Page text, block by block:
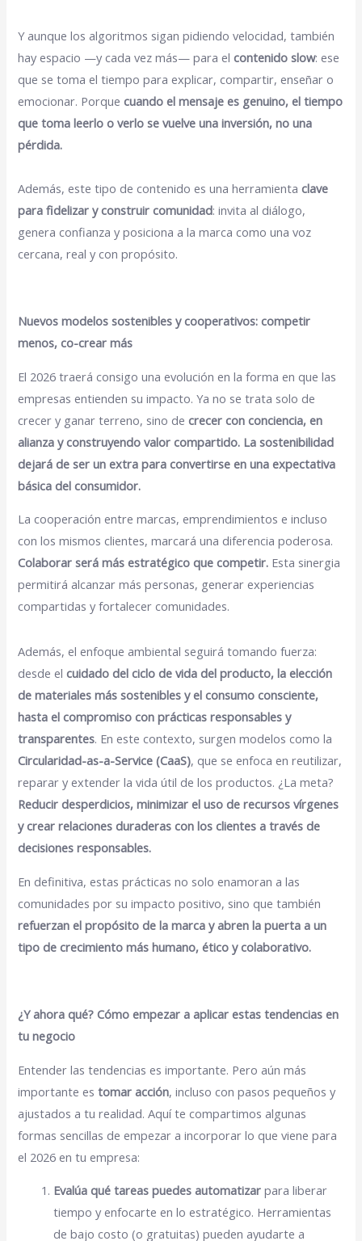
Y aunque los algoritmos sigan pidiendo velocidad, también
hay espacio —y cada vez más— para elcontenido slow: ese
que se toma el tiempo para explicar, compartir, enseñar o
emocionar. Porque cuando el mensaje es genuino, el tiempo
que toma leerlo o verlo se vuelve una inversión, no una
pérdida.
Además, este tipo de contenido es una herramientaclave
para fidelizar y construir comunidad: invita al diálogo,
genera confianza y posiciona a la marca como una voz
cercana, real y con propósito.
Nuevos modelos sostenibles y cooperativos: competir
menos, co-crear más
El 2026 traerá consigo una evolución en la forma en que las
empresas entienden su impacto. Ya no se trata solo de
crecer y ganar terreno, sino decrecer con conciencia, en
alianza y construyendo valor compartido. La sostenibilidad
dejará de ser un extra para convertirse en una expectativa
básica del consumidor.
La cooperación entre marcas, emprendimientos e incluso
con los mismos clientes, marcará una diferencia poderosa.
Colaborar será más estratégico que competir. Esta sinergia
permitirá alcanzar más personas, generar experiencias
compartidas y fortalecer comunidades.
Además, el enfoque ambiental seguirá tomando fuerza:
desde elcuidado del ciclo de vida del producto, la elección
de materiales más sostenibles y el consumo consciente,
hasta el compromiso con prácticas responsables y
transparentes. En este contexto, surgen modelos como la
Circularidad-as-a-Service (CaaS), que se enfoca en reutilizar,
reparar y extender la vida útil de los productos. ¿La meta?
Reducir desperdicios, minimizar el uso de recursos vírgenes
y crear relaciones duraderas con los clientes a través de
decisiones responsables.
En definitiva, estas prácticas no solo enamoran a las
comunidades por su impacto positivo, sino que también
refuerzan el propósito de la marca y abren la puerta a un
tipo de crecimiento más humano, ético y colaborativo.
¿Y ahora qué? Cómo empezar a aplicar estas tendencias en
tu negocio
Entender las tendencias es importante. Pero aún más
importante estomar acción, incluso con pasos pequeños y
ajustados a tu realidad. Aquí te compartimos algunas
formas sencillas de empezar a incorporar lo que viene para
el 2026 en tu empresa:
Evalúa qué tareas puedes automatizar para liberar
tiempo y enfocarte en lo estratégico. Herramientas
de bajo costo (o gratuitas) pueden ayudarte a